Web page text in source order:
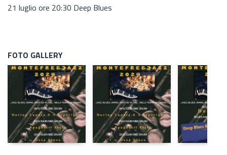
21 luglio ore 20:30 Deep Blues
FOTO GALLERY